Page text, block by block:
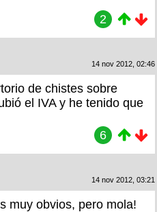
2
14 nov 2012, 02:46
de chistes sobre
el IVA y he tenido que
6
14 nov 2012, 03:21
muy obvios, pero mola!